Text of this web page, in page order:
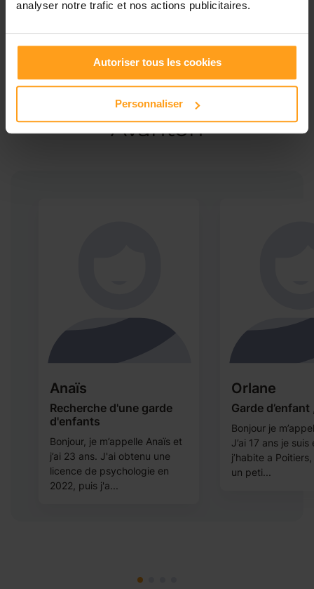
analyser notre trafic et nos actions publicitaires.
Autoriser tous les cookies
Personnaliser
Babysitters proches de
Avanton
Anaïs
Recherche d'une garde
d'enfants
Bonjour, je m’appelle Anaïs et
j’ai 23 ans. J'ai obtenu une
licence de psychologie en
2022, puis j'a...
Orlane
Garde
Bonjour je
J’ai 17 ans je
j’habite a
un peti...